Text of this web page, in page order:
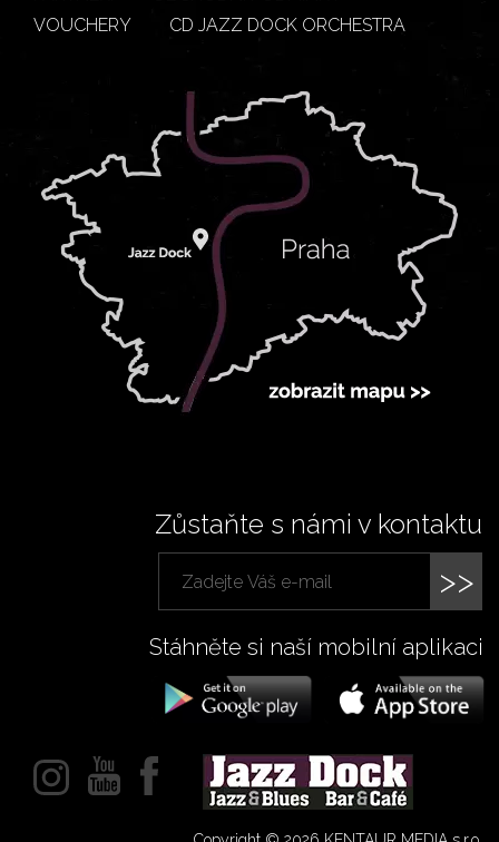
VOUCHERY
CD JAZZ DOCK ORCHESTRA
Zůstaňte s námi v kontaktu
>>
Stáhněte si naší mobilní aplikaci